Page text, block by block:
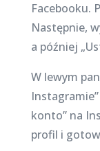
Facebooku.
Następnie,
a później
W lewym
konto” na
profil i